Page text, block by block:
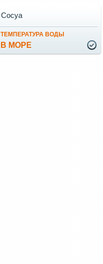
ТЕМПЕРАТУРА ВОДЫ
В МОРЕ
Сосуа